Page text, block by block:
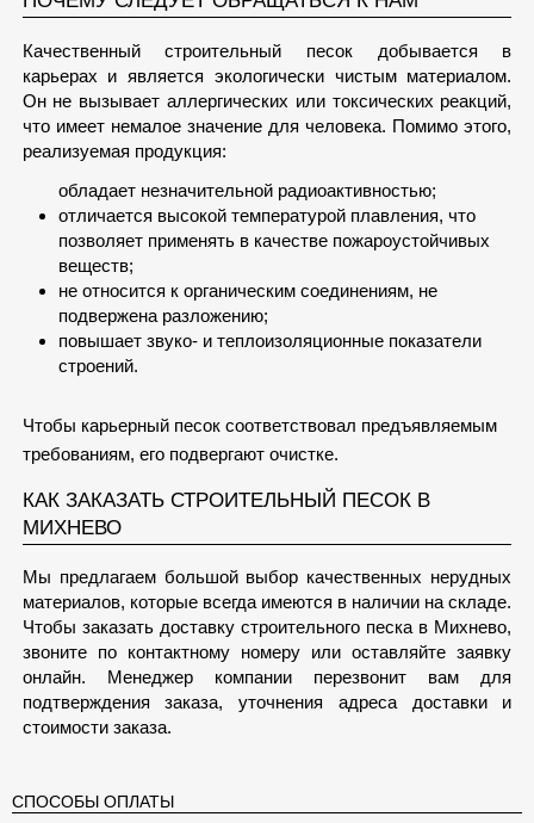
Качественный строительный песок добывается в
карьерах и является экологически чистым материалом.
Он не вызывает аллергических или токсических реакций,
что имеет немалое значение для человека. Помимо этого,
реализуемая продукция:
обладает незначительной радиоактивностью;
отличается высокой температурой плавления, что
позволяет применять в качестве пожароустойчивых
веществ;
не относится к органическим соединениям, не
подвержена разложению;
повышает звуко- и теплоизоляционные показатели
строений.
Чтобы карьерный песок соответствовал предъявляемым
требованиям, его подвергают очистке.
КАК ЗАКАЗАТЬ СТРОИТЕЛЬНЫЙ ПЕСОК В
МИХНЕВО
Мы предлагаем большой выбор качественных нерудных
материалов, которые всегда имеются в наличии на складе.
Чтобы заказать доставку строительного песка в Михнево,
звоните по контактному номеру или оставляйте заявку
онлайн. Менеджер компании перезвонит вам для
подтверждения заказа, уточнения адреса доставки и
стоимости заказа.
СПОСОБЫ ОПЛАТЫ